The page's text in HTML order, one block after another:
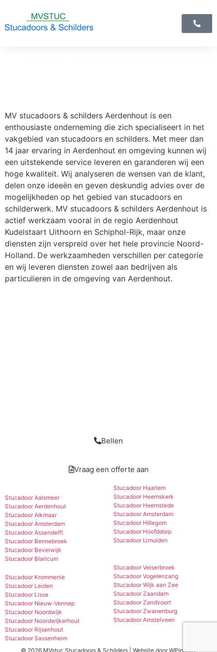
MV stucadoors & schilders Aerdenhout is een
enthousiaste onderneming die zich specialiseert in het
vakgebied van stucadoors en schilders. Met meer dan
14 jaar ervaring in Aerdenhout en omgeving kunnen wij
een uitstekende service leveren en garanderen wij een
hoge kwaliteit. Wij analyseren de wensen van de klant,
delen onze ideeën en geven deskundig advies over de
mogelijkheden op het gebied van stucadoors en
schilderwerk. MV stucadoors & schilders Aerdenhout is
actief werkzaam vooral in de regio Aerdenhout
Kudelstaart Uithoorn en Schiphol-Rijk, maar onze
diensten zijn verspreid over het hele provincie Noord-
Holland. De werkzaamheden verschillen per categorie
en wij leveren diensten zowel aan bedrijven als
particulieren in de omgeving van Aerdenhout.
Bellen
Vraag een offerte aan
Stucadoor Aalsmeer
Stucadoor Aerdenhout
Stucadoor Alkmaar
Stucadoor Amsterdam
Stucadoor Assendelft
Stucadoor Bennebroek
Stucadoor Beverwijk
Stucadoor Blaricum
Stucadoor Haarlem
Stucadoor Heemskerk
Stucadoor Heemstede
Stucadoor Amsterdam
Stucadoor Hillegom
Stucadoor Hoofddorp
Stucadoor IJmuiden
Stucadoor Krommenie
Stucadoor Leiden
Stucadoor Lisse
Stucadoor Nieuw-Vennep
Stucadoor Noordwijk
Stucadoor Noordwijkerhout
Stucadoor Rijsenhout
Stucadoor Sassenheim
Stucadoor Velserbroek
Stucadoor Vogelenzang
Stucadoor Wijk aan Zee
Stucadoor Zaandam
Stucadoor Zandvoort
Stucadoor Zwanenburg
Stucadoor Amstelveen
© 2026 MVstuc Stucadoors & Schilders | Website doorWPinaday